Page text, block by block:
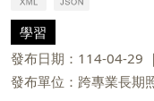
學習
發布日期：114-04-29
發布單位：跨專業長期